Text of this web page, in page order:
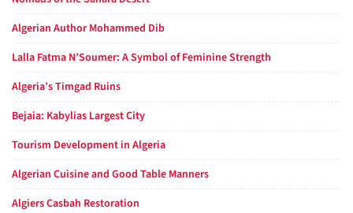
Algerian Author Mohammed Dib
Lalla Fatma N’Soumer: A Symbol of Feminine Strength
Algeria’s Timgad Ruins
Bejaia: Kabylias Largest City
Tourism Development in Algeria
Algerian Cuisine and Good Table Manners
Algiers Casbah Restoration